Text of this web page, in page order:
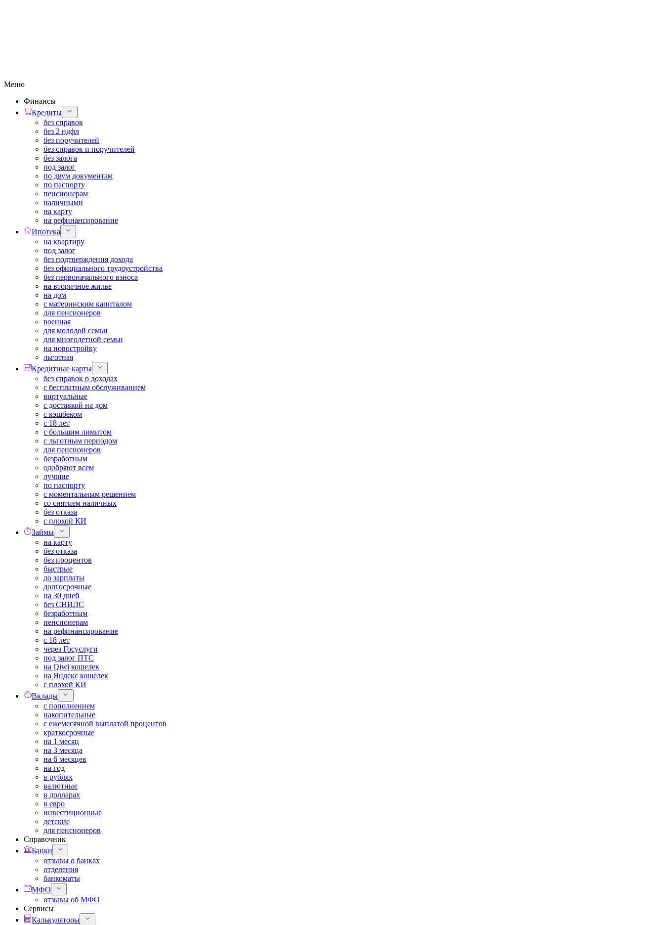
Меню
Финансы
Кредиты
без справок
без 2 ндфл
без поручителей
без справок и поручителей
без залога
под залог
по двум документам
по паспорту
пенсионерам
наличными
на карту
на рефинансирование
Ипотека
на квартиру
под залог
без подтверждения дохода
без официального трудоустройства
без первоначального взноса
на вторичное жилье
на дом
с материнским капиталом
для пенсионеров
военная
для молодой семьи
для многодетной семьи
на новостройку
льготная
Кредитные карты
без справок о доходах
с бесплатным обслуживанием
виртуальные
с доставкой на дом
с кэшбеком
с 18 лет
с большим лимитом
с льготным периодом
для пенсионеров
безработным
одобряют всем
лучшие
по паспорту
с моментальным решением
со снятием наличных
без отказа
с плохой КИ
Займы
на карту
без отказа
без процентов
быстрые
до зарплаты
долгосрочные
на 30 дней
без СНИЛС
безработным
пенсионерам
на рефинансирование
с 18 лет
через Госуслуги
под залог ПТС
на Qiwi кошелек
на Яндекс кошелек
с плохой КИ
Вклады
с пополнением
накопительные
с ежемесячной выплатой процентов
краткосрочные
на 1 месяц
на 3 месяца
на 6 месяцев
на год
в рублях
валютные
в долларах
в евро
инвестиционные
детские
для пенсионеров
Справочник
Банки
отзывы о банках
отделения
банкоматы
МФО
отзывы об МФО
Сервисы
Калькуляторы